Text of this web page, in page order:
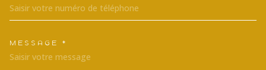
TRAD_MELTEM_VOREDEMANDE
MESSAGE *